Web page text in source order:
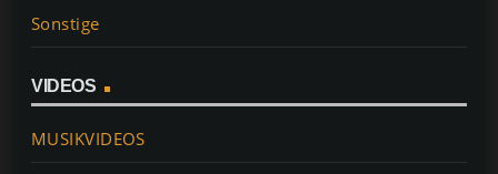
Sonstige
VIDEOS
MUSIKVIDEOS